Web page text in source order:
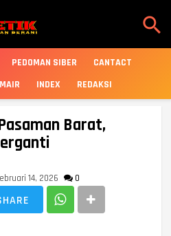

PEDOMAN SIBER
CANTACT
INDEX REDAKSI
Barat,
14, 2026 0